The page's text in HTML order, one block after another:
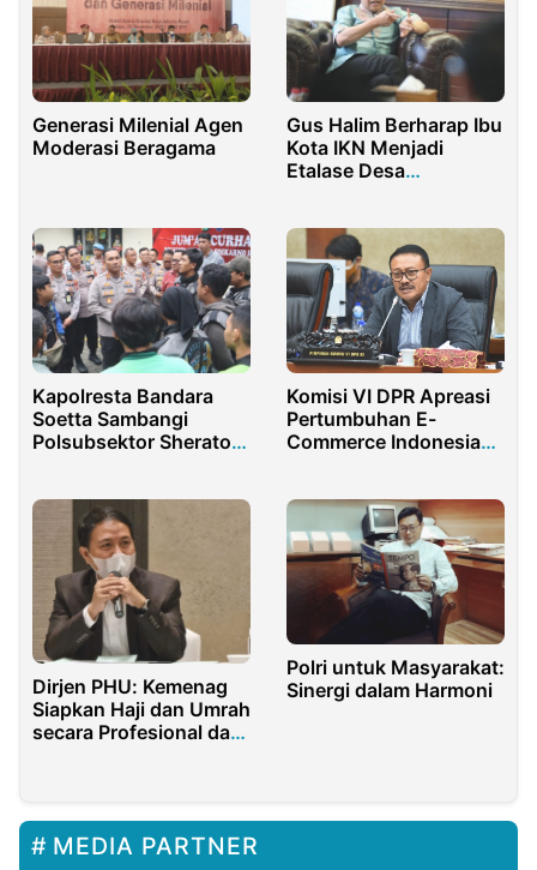
Generasi Milenial Agen
Moderasi Beragama
Gus Halim Berharap Ibu
Kota IKN Menjadi
Etalase Desa
Kapolresta Bandara
Soetta Sambangi
Polsubsektor Sheraton
Komisi VI DPR Apreasi
Pertumbuhan E-
Commerce Indonesia
Dirjen PHU: Kemenag
Siapkan Haji dan Umrah
secara Profesional dan
Polri untuk Masyarakat:
Sinergi dalam Harmoni
MEDIA PARTNER